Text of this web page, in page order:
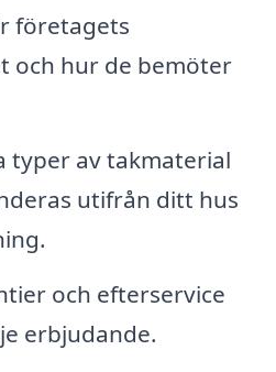
företagets
och hur de bemöter
typer av takmaterial
utifrån ditt hus
och efterservice
erbjudande.